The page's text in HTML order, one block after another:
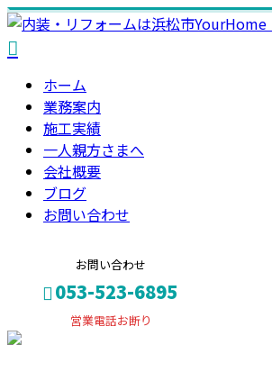
ホーム
業務案内
施工実績
一人親方さまへ
会社概要
ブログ
お問い合わせ
お問い合わせ
053-523-6895
営業電話お断り